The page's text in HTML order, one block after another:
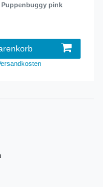
Puppenbuggy pink